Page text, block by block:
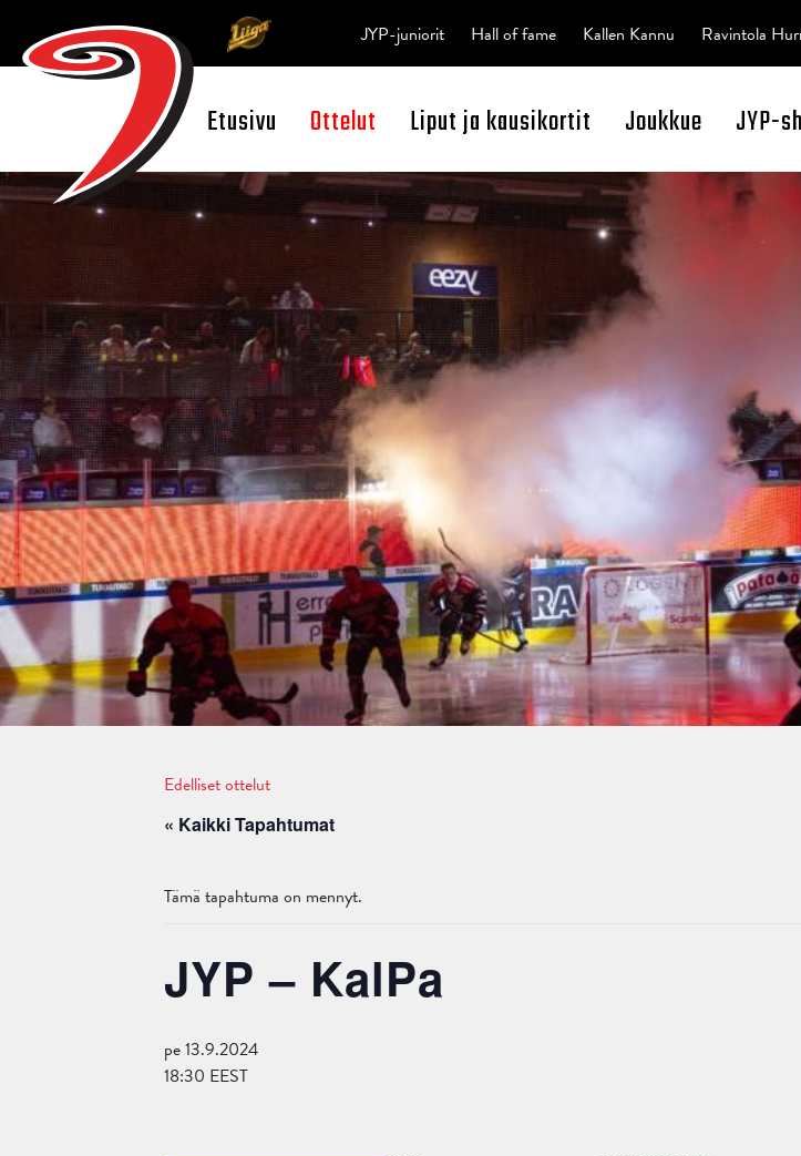
Open Search
Etusivu Ottelut Liput ja kausikortit Joukkue JYP-
JYP-juniorit Hall of fame Kallen Kannu Ravintola
Edelliset ottelut
« Kaikki Tapahtumat
Tämä tapahtuma on mennyt.
JYP – KalPa
pe 13.9.2024
18:30 EEST